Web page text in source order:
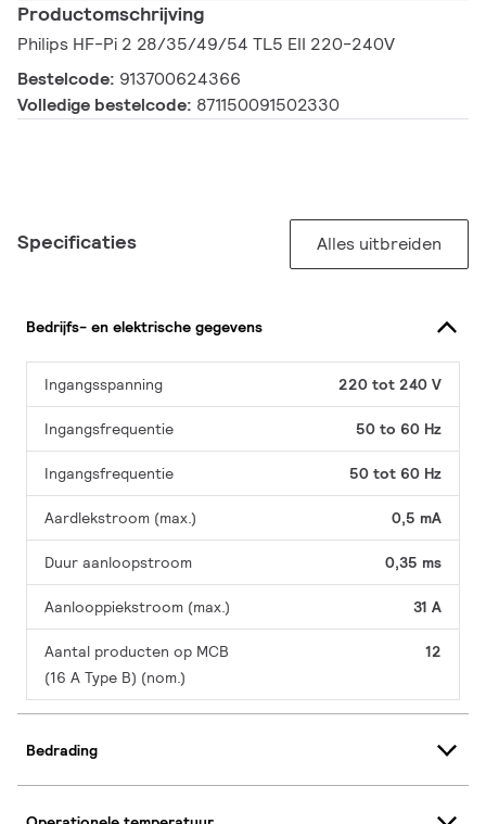
Productomschrijving
Philips HF-Pi 2 28/35/49/54 TL5 EII 220-240V
Bestelcode: 913700624366
Volledige bestelcode: 871150091502330
Specificaties Alles uitbreiden
Bedrijfs- en elektrische gegevens
Ingangsspanning 220 tot 240 V
Ingangsfrequentie 50 to 60 Hz
Ingangsfrequentie 50 tot 60 Hz
Aardlekstroom (max.) 0,5 mA
Duur aanloopstroom 0,35 ms
Aanlooppiekstroom (max.) 31 A
Aantal producten op MCB
(16 A Type B) (nom.)
12
Bedrading